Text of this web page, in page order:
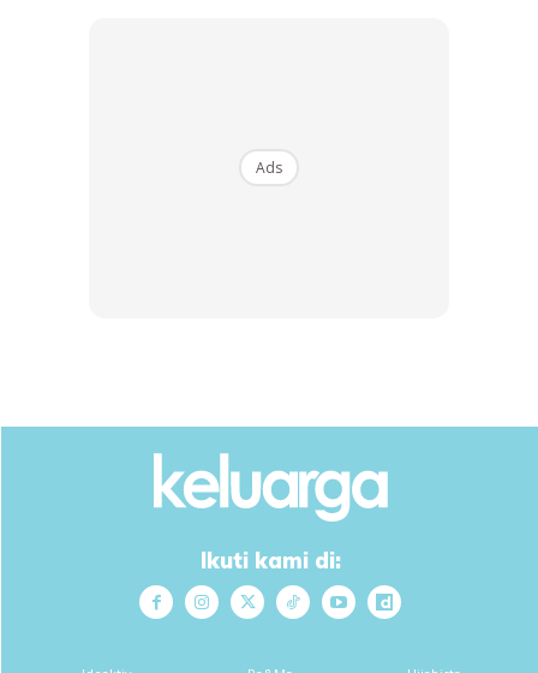
Tip ni sangat membantu untuk dapatkan kulit yang cantik
dari dalam. Selain dapat kuruskan badan dalam masa sama
dapat merawat kulit bermasalah.
KELEBIHAN AIR DETOX TIMUN/APPLE/KIWI:
* Membuang toksin dalam badan.
Ads
Ikuti kami di: